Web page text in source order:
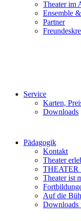
Theater im
Ensemble
Partner
Service
Karten,
Downloads
Pädagogik
Kontakt
Theater
THEATER
Theater ist
Auf die
Downloads